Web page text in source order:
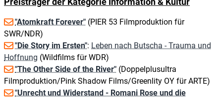
"Atomkraft Forever" (PIER 53 Filmproduktion für
SWR/NDR)
"Die Story im Ersten": Leben nach Butscha - Trauma und
Hoffnung (Wildfilms für WDR)
"The Other Side of the River" (Doppelplusultra
Filmproduktion/Pink Shadow Films/Greenlity OY für ARTE)
"Unrecht und Widerstand - Romani Rose und die